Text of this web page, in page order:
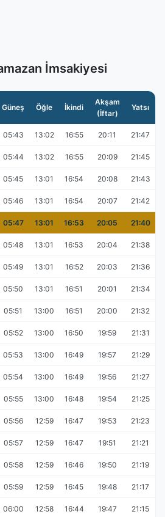
İmsakiyesi
Güneş Öğle İkindi
Akşam
(İftar)
Yatsı
05:43 13:02 16:55 20:11 21:47
05:44 13:02 16:55 20:09 21:45
05:45 13:01 16:54 20:08 21:43
05:46 13:01 16:54 20:07 21:42
05:47 13:01 16:53 20:05 21:40
05:48 13:01 16:53 20:04 21:38
05:49 13:01 16:52 20:03 21:36
05:50 13:01 16:51 20:01 21:34
05:51 13:00 16:51 20:00 21:32
05:52 13:00 16:50 19:59 21:31
05:53 13:00 16:49 19:57 21:29
05:54 13:00 16:49 19:56 21:27
05:55 13:00 16:48 19:54 21:25
05:56 12:59 16:47 19:53 21:23
05:57 12:59 16:47 19:51 21:21
05:58 12:59 16:46 19:50 21:19
05:59 12:59 16:45 19:48 21:17
06:00 12:58 16:44 19:47 21:15